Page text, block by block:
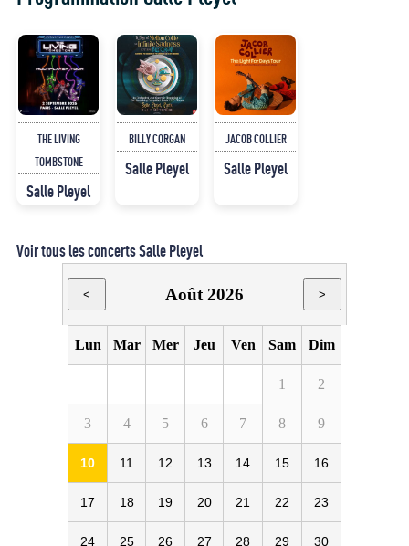
THE LIVING
TOMBSTONE
Salle Pleyel
BILLY CORGAN
Salle Pleyel
JACOB COLLIER
Salle Pleyel
Voir tous les concerts Salle Pleyel
< Août 2026 >
Lun Mar Mer Jeu Ven Sam Dim
1 2
3 4 5 6 7 8 9
10 11 12 13 14 15 16
17 18 19 20 21 22 23
24 25 26 27 28 29 30